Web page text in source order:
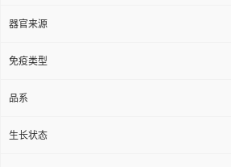
器官来源
免疫类型
品系
生长状态